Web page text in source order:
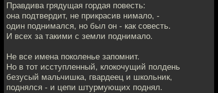
Правдива грядущая гордая повесть:
она подтвердит, не прикрасив нимало, -
один поднимался, но был он - как совесть.
И всех за такими с земли поднимало.
Не все имена поколенье запомнит.
Но в тот исступленный, клокочущий полдень
безусый мальчишка, гвардеец и школьник,
поднялся - и цепи штурмующих поднял.